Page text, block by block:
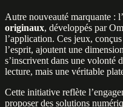
Autre nouveauté marquante :
originaux, développés par
l’application. Ces jeux,
l’esprit, ajoutent une
s’inscrivent dans une volonté
lecture, mais une véritable
Cette initiative reflète
proposer des solutions